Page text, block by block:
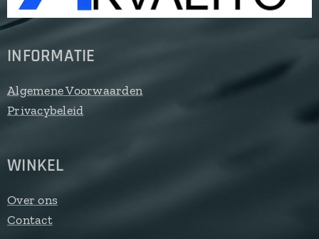
INFORMATIE
Algemene Voorwaarden
Privacybeleid
WINKEL
Over ons
Contact